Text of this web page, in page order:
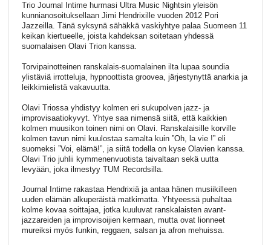
Trio Journal Intime hurmasi Ultra Music Nightsin yleisön
kunnianosoituksellaan Jimi Hendrixille vuoden 2012 Pori
Jazzeilla. Tänä syksynä sähäkkä vaskiyhtye palaa Suomeen 11
keikan kiertueelle, joista kahdeksan soitetaan yhdessä
suomalaisen Olavi Trion kanssa.
Torvipainotteinen ranskalais-suomalainen ilta lupaa soundia
ylistäviä irrotteluja, hypnoottista groovea, järjestynyttä anarkia ja
leikkimielistä vakavuutta.
Olavi Triossa yhdistyy kolmen eri sukupolven jazz- ja
improvisaatiokyvyt. Yhtye saa nimensä siitä, että kaikkien
kolmen muusikon toinen nimi on Olavi. Ranskalaisille korville
kolmen tavun nimi kuulostaa samalta kuin ”Oh, la vie !” eli
suomeksi ”Voi, elämä!”, ja siitä todella on kyse Olavien kanssa.
Olavi Trio juhlii kymmenenvuotista taivaltaan sekä uutta
levyään, joka ilmestyy TUM Recordsilla.
Journal Intime rakastaa Hendrixiä ja antaa hänen musiikilleen
uuden elämän alkuperäistä matkimatta. Yhtyeessä puhaltaa
kolme kovaa soittajaa, jotka kuuluvat ranskalaisten avant-
jazzareiden ja improvisoijien kermaan, mutta ovat lionneet
mureiksi myös funkin, reggaen, salsan ja afron mehuissa.